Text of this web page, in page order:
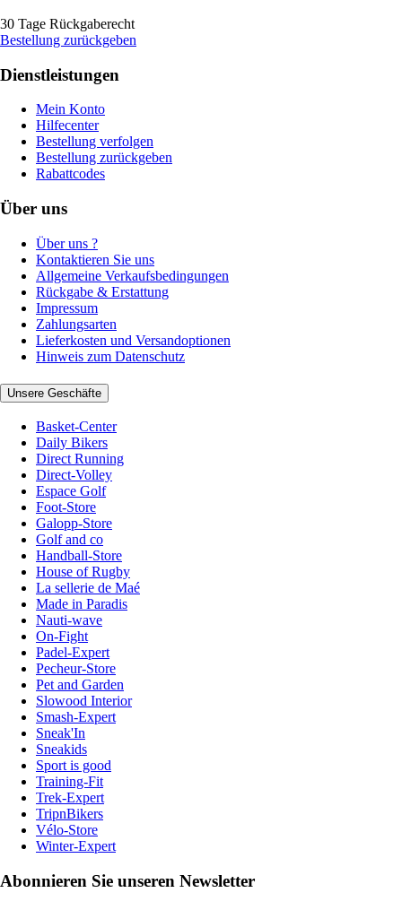
30 Tage Rückgaberecht
Bestellung zurückgeben
Dienstleistungen
Mein Konto
Hilfecenter
Bestellung verfolgen
Bestellung zurückgeben
Rabattcodes
Über uns
Über uns ?
Kontaktieren Sie uns
Allgemeine Verkaufsbedingungen
Rückgabe & Erstattung
Impressum
Zahlungsarten
Lieferkosten und Versandoptionen
Hinweis zum Datenschutz
Unsere Geschäfte
Basket-Center
Daily Bikers
Direct Running
Direct-Volley
Espace Golf
Foot-Store
Galopp-Store
Golf and co
Handball-Store
House of Rugby
La sellerie de Maé
Made in Paradis
Nauti-wave
On-Fight
Padel-Expert
Pecheur-Store
Pet and Garden
Slowood Interior
Smash-Expert
Sneak'In
Sneakids
Sport is good
Training-Fit
Trek-Expert
TripnBikers
Vélo-Store
Winter-Expert
Abonnieren Sie unseren Newsletter